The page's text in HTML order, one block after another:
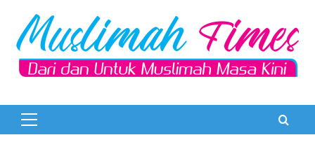
content
Primary